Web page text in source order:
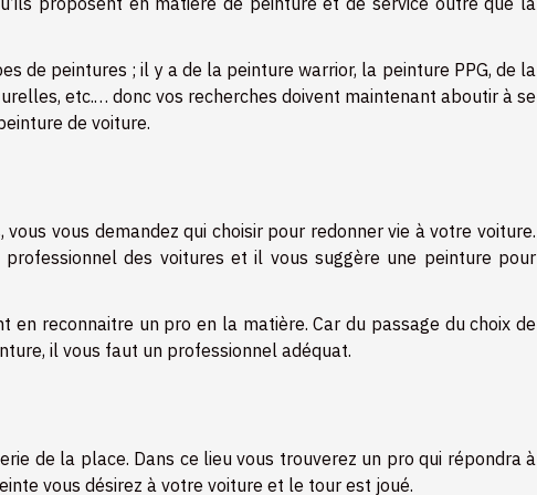
de peintures ; il y a de la peinture warrior, la peinture PPG, de la
etc.… donc vos recherches doivent maintenant aboutir à se
de voiture.
vous demandez qui choisir pour redonner vie à votre voiture.
des voitures et il vous suggère une peinture pour
en reconnaitre un pro en la matière. Car du passage du choix de
il vous faut un professionnel adéquat.
de la place. Dans ce lieu vous trouverez un pro qui répondra à
vous désirez à votre voiture et le tour est joué.